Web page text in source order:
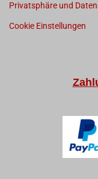
Privatsphäre und
Cookie Einstellungen